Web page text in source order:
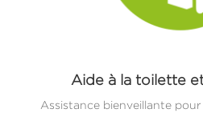
Aide à la toilette
Assistance bienveillante